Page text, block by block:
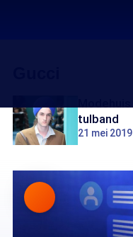
tulband
21 mei 2019